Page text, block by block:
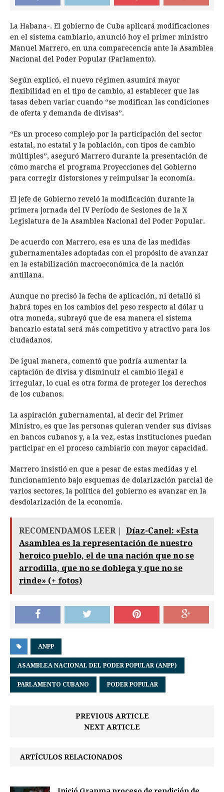
La Habana-. El gobierno de Cuba aplicará modificaciones
en el sistema cambiario, anunció hoy el primer ministro
Manuel Marrero, en una comparecencia ante la Asamblea
Nacional del Poder Popular (Parlamento).
Según explicó, el nuevo régimen asumirá mayor
flexibilidad en el tipo de cambio, al establecer que las
tasas deben variar cuando “se modifican las condiciones
de oferta y demanda de divisas”.
“Es un proceso complejo por la participación del sector
estatal, no estatal y la población, con tipos de cambio
múltiples”, aseguró Marrero durante la presentación de
cómo marcha el programa Proyecciones del Gobierno
para corregir distorsiones y reimpulsar la economía.
El jefe de Gobierno reveló la modificación durante la
primera jornada del IV Período de Sesiones de la X
Legislatura de la Asamblea Nacional del Poder Popular.
De acuerdo con Marrero, esa es una de las medidas
gubernamentales adoptadas con el propósito de avanzar
en la estabilización macroeconómica de la nación
antillana.
Aunque no precisó la fecha de aplicación, ni detalló si
habrá topes en los cambios del peso respecto al dólar u
otra moneda, subrayó que de esa manera el sistema
bancario estatal será más competitivo y atractivo para los
ciudadanos.
De igual manera, comentó que podría aumentar la
captación de divisa y disminuir el cambio ilegal e
irregular, lo cual es otra forma de proteger los derechos
de los cubanos.
La aspiración gubernamental, al decir del Primer
Ministro, es que las personas quieran vender sus divisas
en bancos cubanos y, a la vez, estas instituciones puedan
participar en el proceso cambiario con mayor capacidad.
Marrero insistió en que a pesar de estas medidas y el
funcionamiento bajo esquemas de dolarización parcial de
varios sectores, la política del gobierno es avanzar en la
desdolarización de la economía.
RECOMENDAMOS LEER |
Díaz-Canel: «Esta
Asamblea es la representación de nuestro
heroico pueblo, el de una nación que no se
arrodilla, que no se doblega y que no se
rinde» (+ fotos)
ANPP
ASAMBLEA NACIONAL DEL PODER POPULAR (ANPP)
PARLAMENTO CUBANO PODER POPULAR
PREVIOUS ARTICLE
NEXT ARTICLE
ARTÍCULOS RELACIONADOS